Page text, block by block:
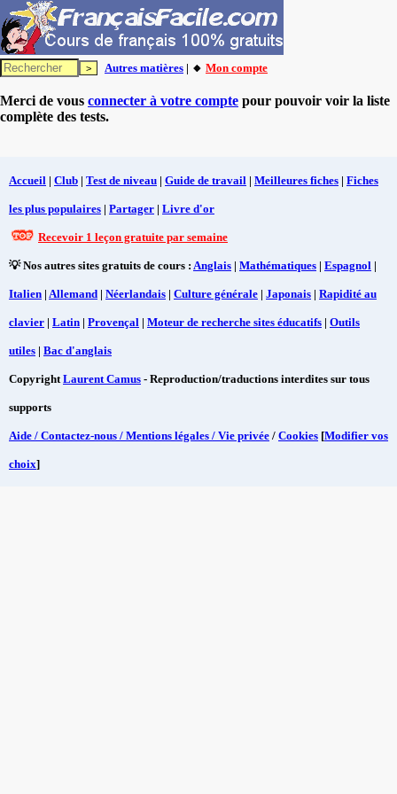
Autres matières | 🔸 Mon compte
Merci de vous connecter à votre compte pour pouvoir voir la liste
complète des tests.
Accueil | Club | Test de niveau | Guide de travail | Meilleures fiches | Fiches
les plus populaires | Partager | Livre d'or
Recevoir 1 leçon gratuite par semaine
💡 Nos autres sites gratuits de cours : Anglais | Mathématiques | Espagnol |
Italien | Allemand | Néerlandais | Culture générale | Japonais | Rapidité au
clavier | Latin | Provençal | Moteur de recherche sites éducatifs | Outils
utiles | Bac d'anglais
CopyrightLaurent Camus - Reproduction/traductions interdites sur tous
supports
Aide / Contactez-nous / Mentions légales / Vie privée / Cookies [Modifier vos
choix]